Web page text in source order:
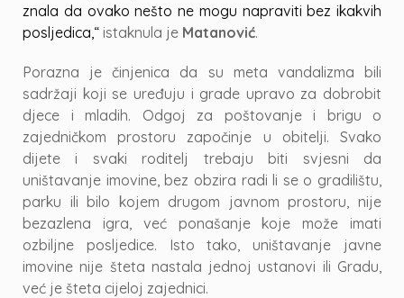
znala da ovako nešto ne mogu napraviti bez ikakvih
posljedica,“ istaknula je Matanović.
Porazna je činjenica da su meta vandalizma bili
sadržaji koji se uređuju i grade upravo za dobrobit
djece i mladih. Odgoj za poštovanje i brigu o
zajedničkom prostoru započinje u obitelji. Svako
dijete i svaki roditelj trebaju biti svjesni da
uništavanje imovine, bez obzira radi li se o gradilištu,
parku ili bilo kojem drugom javnom prostoru, nije
bezazlena igra, već ponašanje koje može imati
ozbiljne posljedice. Isto tako, uništavanje javne
imovine nije šteta nastala jednoj ustanovi ili Gradu,
već je šteta cijeloj zajednici.